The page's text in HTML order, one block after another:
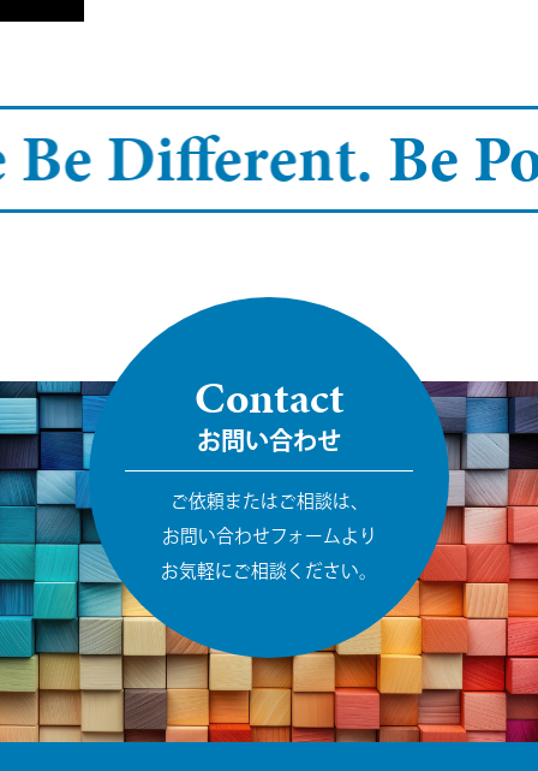
Different. Be
Contact
お問い合わせ
ご依頼またはご相談は、
お問い合わせフォームより
お気軽にご相談ください。